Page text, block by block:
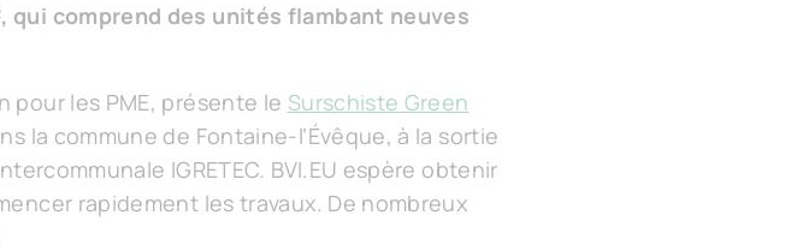
qui comprend des unités flambant neuves
pour les PME, présente le Surschiste Green
la commune de Fontaine-l’Évêque, à la sortie
IGRETEC. BVI.EU espère obtenir
rapidement les travaux. De nombreux